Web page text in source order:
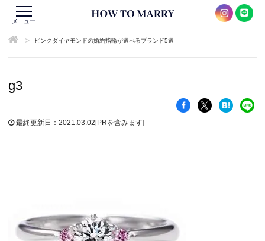
メニュー
> ピンクダイヤモンドの婚約指輪が選べるブランド5選
g3
最終更新日：2021.03.02[PRを含みます]